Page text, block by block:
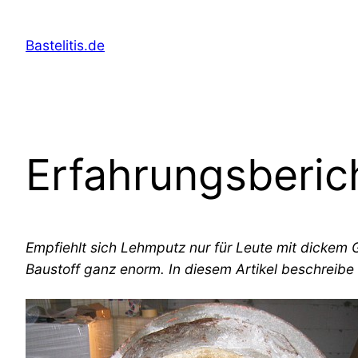
contentBastelitis.de
Empfiehlt sich Lehmputz nur für Leute mit
Baustoff ganz enorm. In diesem Artikel